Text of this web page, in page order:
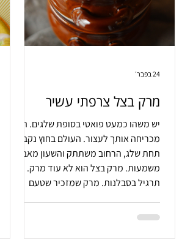
מרק בצל צרפתי עשיר
יש משהו כמעט פואטי בסופת שלגים. היא
מכריחה אותך לעצור. העולם בחוץ נקבר
תחת שלג, הרחוב משתתק והשעון מאבד
משמעות. מרק בצל הוא לא עוד מרק. הוא
תרגיל בסבלנות. מרק שמזכיר שטעם
24 בפבר׳